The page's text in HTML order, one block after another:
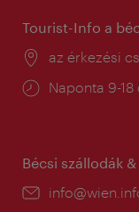
Tourist-Info a
Helyszín:
az érkezési
Nyitva
Naponta 9-
Bécsi szállodák
E-